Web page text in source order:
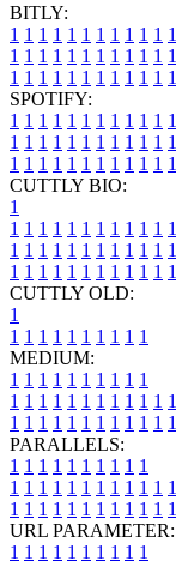
BITLY:
1 1 1 1 1 1 1 1 1 1 1 1
1 1 1 1 1 1 1 1 1 1 1 1
1 1 1 1 1 1 1 1 1 1 1 1
SPOTIFY:
1 1 1 1 1 1 1 1 1 1 1 1
1 1 1 1 1 1 1 1 1 1 1 1
1 1 1 1 1 1 1 1 1 1 1 1
CUTTLY BIO:
1
1 1 1 1 1 1 1 1 1 1 1 1
1 1 1 1 1 1 1 1 1 1 1 1
1 1 1 1 1 1 1 1 1 1 1 1
CUTTLY OLD:
1
1 1 1 1 1 1 1 1 1 1
MEDIUM:
1 1 1 1 1 1 1 1 1 1
1 1 1 1 1 1 1 1 1 1 1 1
1 1 1 1 1 1 1 1 1 1 1 1
PARALLELS:
1 1 1 1 1 1 1 1 1 1
1 1 1 1 1 1 1 1 1 1 1 1
1 1 1 1 1 1 1 1 1 1 1 1
URL PARAMETER:
1 1 1 1 1 1 1 1 1 1